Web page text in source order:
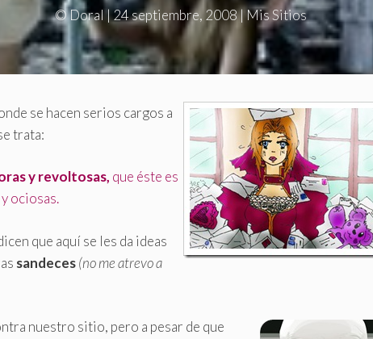
©Doral|24 septiembre, 2008|Mis Sitios
se hacen serios cargos a
trata:
y revoltosas, que éste es
ociosas.
que aquí se les da ideas
sandeces(no me atrevo a
nuestro sitio, pero a pesar de que